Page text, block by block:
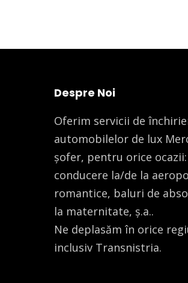
Despre Noi
Oferim servicii de
automobilelor de lux
șofer, pentru orice
conducere la/de la
romantice, baluri de
la maternitate, ș.a..
Ne deplasăm în orice
inclusiv Transnistria.